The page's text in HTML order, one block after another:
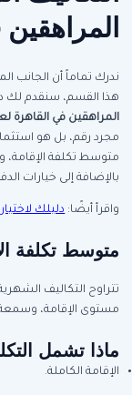
المراهقين
ندرك تماماً أن الجانب
هذا القسم، سنقدم لك
المراهقين في القاهرة لعام
مجرد رقم، بل هو
متوسط تكلفة الإقامة،
بالإضافة إلى خيارات
واقرأ أيضًا:دليلك
متوسط تكلفة
مستوى الإقامة،
ماذا تشمل
الإقامة الكاملة.